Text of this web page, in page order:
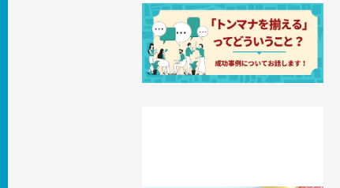
「トンマナを揃える」ってどういうこ
と？成功事例についてお話します。
2025.05.08 事例